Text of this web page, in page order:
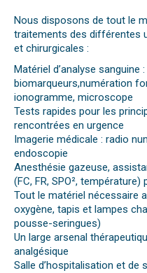
Nous disposons de tout le
traitements des différentes
et chirurgicales :
Matériel d’analyse sanguine
biomarqueurs,numération
ionogramme, microscope
Tests rapides pour les
rencontrées en urgence
Imagerie médicale : radio
endoscopie
Anesthésie gazeuse,
(FC, FR, SPO²,
Tout le matériel nécessaire
oxygène, tapis et lampes
pousse-seringues)
Un large arsenal
analgésique
Salle d’hospitalisation et de